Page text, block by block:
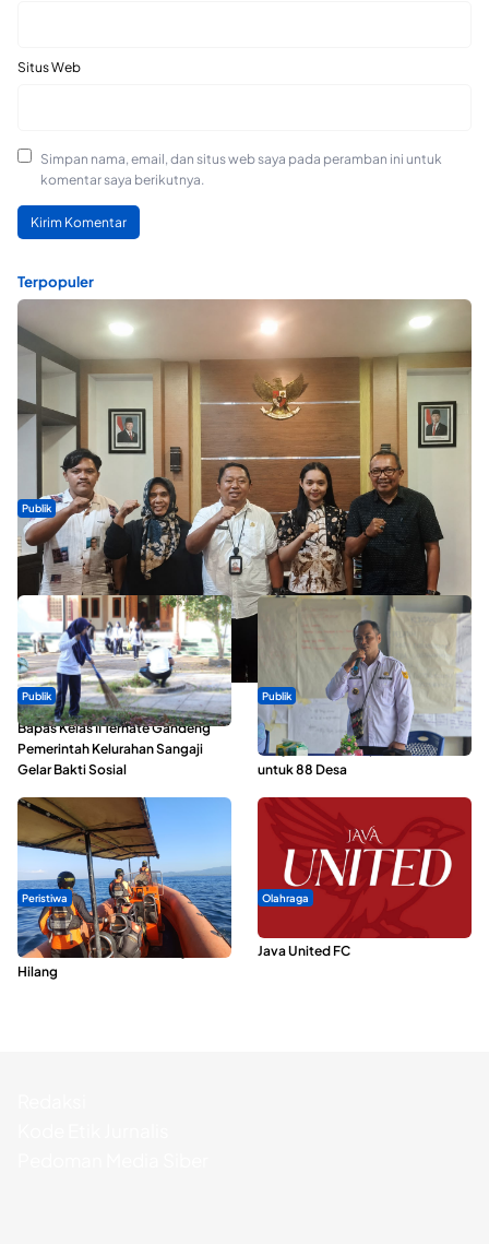
Situs Web
Simpan nama, email, dan situs web saya pada peramban ini untuk
komentar saya berikutnya.
Terpopuler
Publik
Dua Talenta Muda Ternate Wakili Maluku Utara di Gita Bahana
Nusantara 2026
Publik
Bapas Kelas II Ternate Gandeng
Pemerintah Kelurahan Sangaji
Gelar Bakti Sosial
Publik
ABDESI Morotai Apresiasi
Penyaluran ADD Rp3,13 Miliar
untuk 88 Desa
Peristiwa
Dua Longboat Bertabrakan di
Perairan Taliabu, Satu Nelayan
Hilang
Olahraga
Dari Malut United Berubah Jadi
Java United FC